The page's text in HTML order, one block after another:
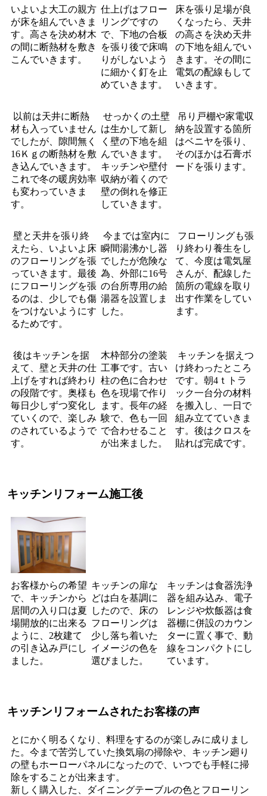
いよいよ大工の親方
が床を組んでいきま
す。高さを決め材木
の間に断熱材を敷き
こんでいきます。
仕上げはフロー
リングですの
で、下地の合板
を張り後で床鳴
りがしないよう
に細かく釘を止
めていきます。
床を張り足場が良
くなったら、天井
の高さを決め天井
の下地を組んでい
きます。その間に
電気の配線もして
いきます。
以前は天井に断熱
材も入っていません
でしたが、隙間無く
16Ｋｇの断熱材を敷
き込んでいきます。
これで冬の暖房効率
も変わっていきま
す。
せっかくの土壁
は生かして新し
く壁の下地を組
んでいきます。
キッチンや壁付
収納が着くので
壁の倒れを修正
していきます。
吊り戸棚や家電収
納を設置する箇所
はベニヤを張り、
そのほかは石膏ボ
ードを張ります。
壁と天井を張り終
えたら、いよいよ床
のフローリングを張
っていきます。最後
にフローリングを張
るのは、少しでも傷
をつけないようにす
るためです。
今までは室内に
瞬間湯沸かし器
でしたが危険な
為、外部に16号
の台所専用の給
湯器を設置しま
した。
フローリングも張
り終わり養生をし
て、今度は電気屋
さんが、配線した
箇所の電線を取り
出す作業をしてい
ます。
後はキッチンを据
えて、壁と天井の仕
上げをすれば終わり
の段階です。奥様も
毎日少しずつ変化し
ていくので、楽しみ
のされているようで
す。
木枠部分の塗装
工事です。古い
柱の色に合わせ
色を現場で作り
ます。長年の経
験で、色も一回
で合わせること
が出来ました。
キッチンを据えつ
け終わったところ
です。朝4ｔトラ
ック一台分の材料
を搬入し、一日で
組み立てていきま
す。後はクロスを
貼れば完成です。
キッチンリフォーム施工後
お客様からの希望
で、キッチンから
居間の入り口は夏
場開放的に出来る
ように、2枚建て
の引き込み戸にし
ました。
キッチンの扉な
どは白を基調に
したので、床の
フローリングは
少し落ち着いた
イメージの色を
選びました。
キッチンは食器洗浄
器を組み込み、電子
レンジや炊飯器は食
器棚に併設のカウン
ターに置く事で、動
線をコンパクトにし
ています。
キッチンリフォームされたお客様の声
とにかく明るくなり、料理をするのが楽しみに成りまし
た。今まで苦労していた換気扇の掃除や、キッチン廻り
の壁もホーローパネルになったので、いつでも手軽に掃
除をすることが出来ます。
新しく購入した、ダイニングテーブルの色とフローリン